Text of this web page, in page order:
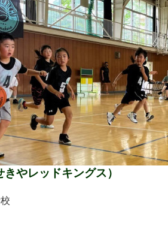
きやレッドキングス）